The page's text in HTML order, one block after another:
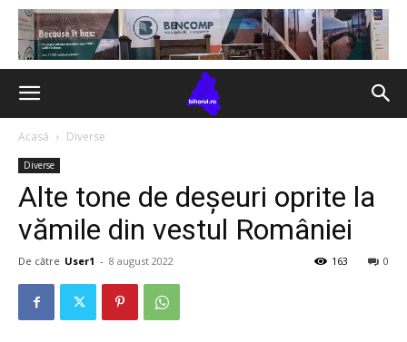
Acasă Diverse
Diverse
Alte tone de deșeuri oprite la
vămile din vestul României
De către User1 - 8 august 2022 0
163